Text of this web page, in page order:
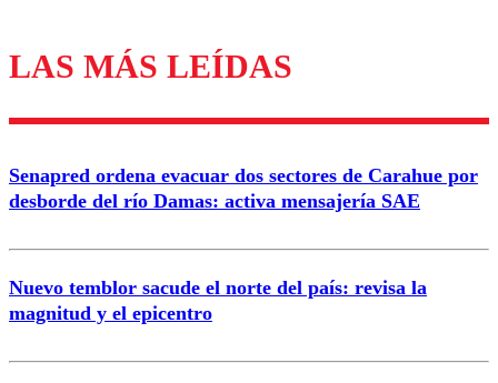
Los comentarios son moderados para garantizar un
diálogo respetuoso.
Correo
LAS MÁS LEÍDAS
Senapred ordena evacuar dos sectores de Carahue por
desborde del río Damas: activa mensajería SAE
Nuevo temblor sacude el norte del país: revisa la
magnitud y el epicentro